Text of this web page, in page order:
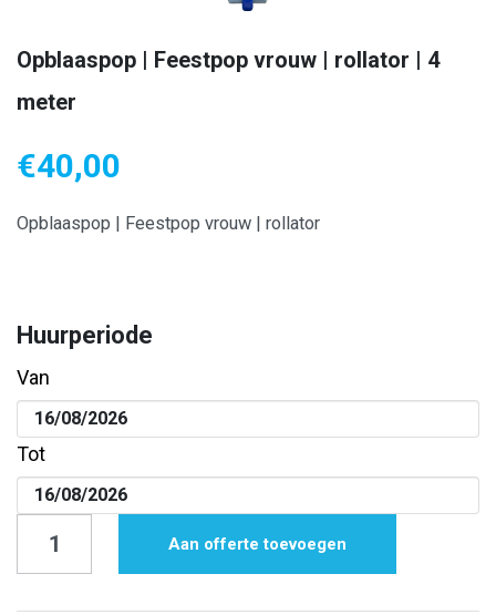
Opblaaspop | Feestpop vrouw | rollator | 4
meter
€40,00
Opblaaspop | Feestpop vrouw | rollator
Huurperiode
Van
Tot
Aan offerte toevoegen